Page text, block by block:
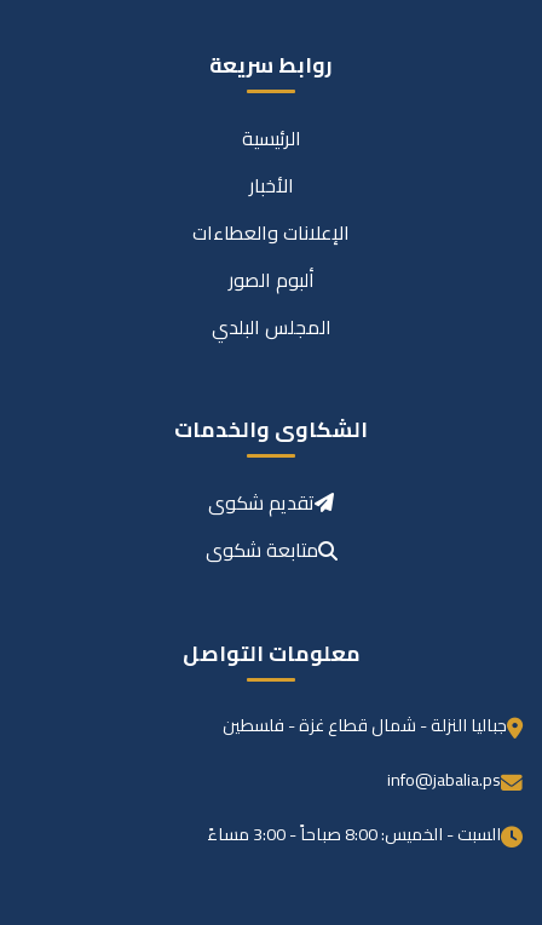
روابط سريعة
الرئيسية
الأخبار
الإعلانات والعطاءات
ألبوم الصور
المجلس البلدي
الشكاوى والخدمات
تقديم شكوى
متابعة شكوى
معلومات التواصل
جباليا النزلة - شمال قطاع غزة - فلسطين
info@jabalia.ps
السبت - الخميس: 8:00 صباحاً - 3:00 مساءً